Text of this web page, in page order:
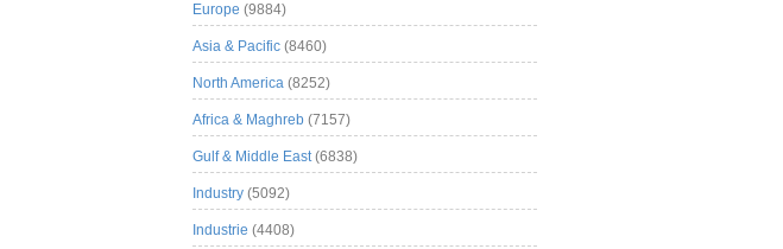
Europe (9884)
Asia & Pacific (8460)
North America (8252)
Africa & Maghreb (7157)
Gulf & Middle East(6838)
Industry (5092)
Industrie (4408)